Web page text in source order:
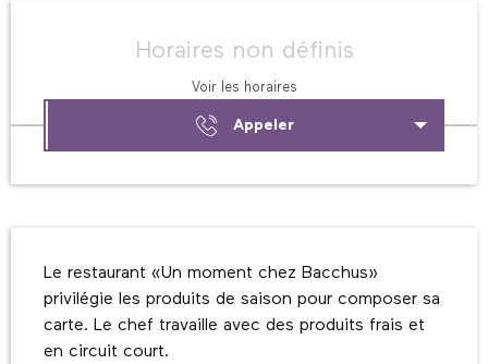
Horaires non définis
Voir les horaires
Appeler
Le restaurant «Un moment chez Bacchus»
privilégie les produits de saison pour composer sa
carte. Le chef travaille avec des produits frais et
en circuit court.